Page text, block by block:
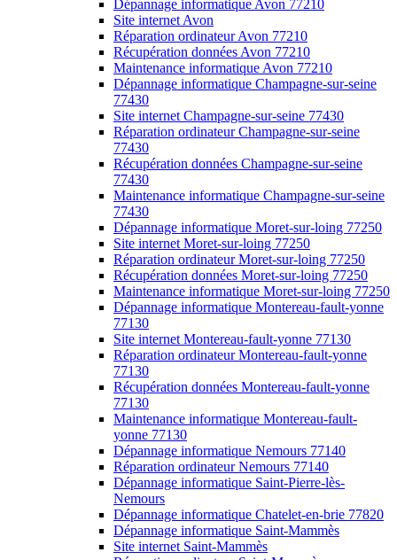
Dépannage informatique Avon 77210
Site internet Avon
Réparation ordinateur Avon 77210
Récupération données Avon 77210
Maintenance informatique Avon 77210
Dépannage informatique Champagne-sur-seine
77430
Site internet Champagne-sur-seine 77430
Réparation ordinateur Champagne-sur-seine
77430
Récupération données Champagne-sur-seine
77430
Maintenance informatique Champagne-sur-seine
77430
Dépannage informatique Moret-sur-loing 77250
Site internet Moret-sur-loing 77250
Réparation ordinateur Moret-sur-loing 77250
Récupération données Moret-sur-loing 77250
Maintenance informatique Moret-sur-loing 77250
Dépannage informatique Montereau-fault-yonne
77130
Site internet Montereau-fault-yonne 77130
Réparation ordinateur Montereau-fault-yonne
77130
Récupération données Montereau-fault-yonne
77130
Maintenance informatique Montereau-fault-
yonne 77130
Dépannage informatique Nemours 77140
Réparation ordinateur Nemours 77140
Dépannage informatique Saint-Pierre-lès-
Nemours
Dépannage informatique Chatelet-en-brie 77820
Dépannage informatique Saint-Mammès
Site internet Saint-Mammès